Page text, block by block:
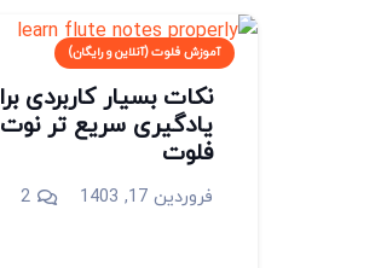
آموزش فلوت (آنلاین و رایگان)
نکات بسیار کاربردی
یادگیری سریع تر
فلوت
فروردین 17, 1403 2